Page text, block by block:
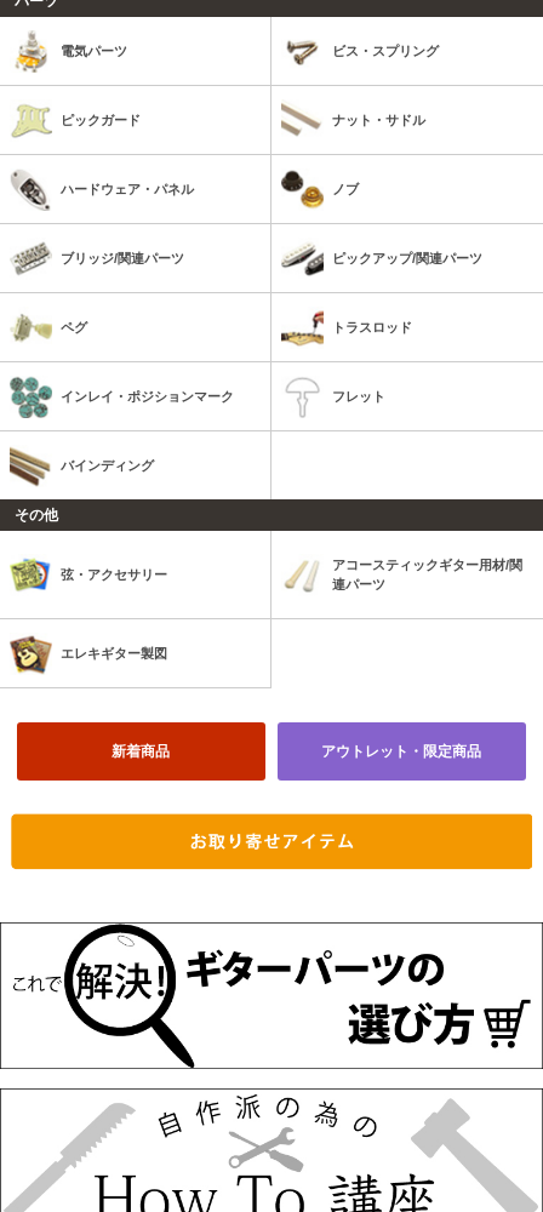
電気パーツ ビス・スプリング
ピックガード ナット・サドル
ハードウェア・パネル ノブ
ブリッジ/関連パーツ ピックアップ/関連パーツ
ペグ トラスロッド
インレイ・ポジションマーク フレット
バインディング
その他
弦・アクセサリー
アコースティックギター用材/関
連パーツ
エレキギター製図
新着商品 アウトレット・限定商品